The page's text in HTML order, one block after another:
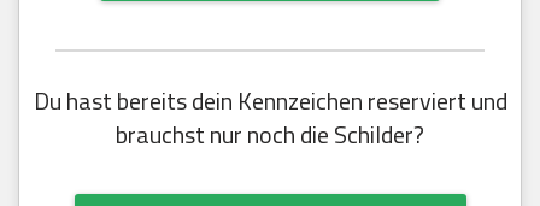
Du hast bereits dein Kennzeichen reserviert und
brauchst nur noch die Schilder?